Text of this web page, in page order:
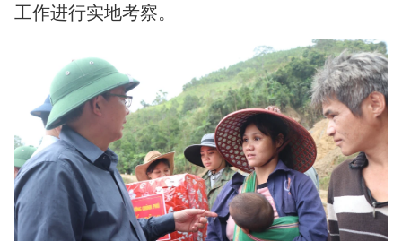
工作进行实地考察。